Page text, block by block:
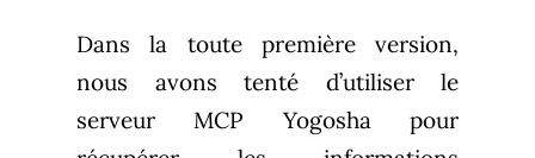
Dans la toute première version,
nous avons tenté d’utiliser le
serveur MCP Yogosha pour